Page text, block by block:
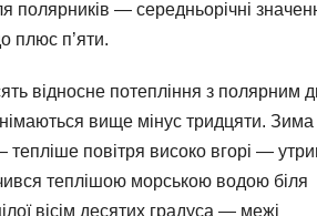
полярників — середньорічні
плюс п’яти.
відносне потепління з полярним
вище мінус тридцяти.
повітря високо вгорі —
теплішою морською водою біля
вісім десятих градуса — межі